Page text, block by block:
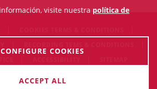
21:30:47 CEST 2026 Il·lustre Col·legi de
visite nuestra política de
CONFIGURE COOKIES
ACCEPT ALL